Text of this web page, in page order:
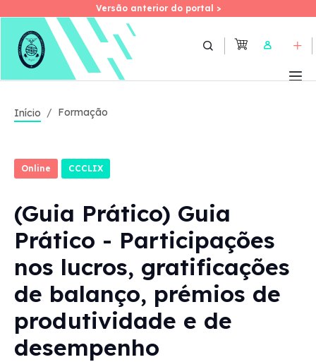
Skip
Versão anterior do portal >
Versão anterior do portal >
User
Início Formação
Online CCCLIX
(Guia Prático) Guia
Prático - Participações
nos lucros, gratificações
de balanço, prémios de
produtividade e de
desempenho